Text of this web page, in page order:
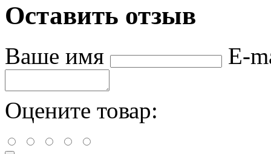
Оставить отзыв
Ваше имя E-
Оцените товар: